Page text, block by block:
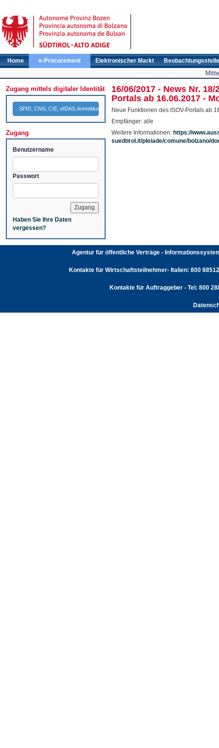
Home e-Procurement Elektronischer Markt Beobachtungsstelle
Zugang mittels digitaler Identität
SPID, CNS, CIE, eIDAS Anmeldung
Zugang
Benutzername
Passwort
Haben Sie Ihre Daten
vergessen?
16/06/2017 - News Nr.
Portals ab 16.06.2017 -
Neue Funktionen des ISOV-Portals ab
Empfänger: alle
Weitere Informationen: https://
suedtirol.it/pleiade/comune/bolzano/
Agentur für öffentliche Verträge -
Kontakte für Wirtschaftsteilnehmer- Italien: 800
Kontakte für Auftraggeber - Tel: 800